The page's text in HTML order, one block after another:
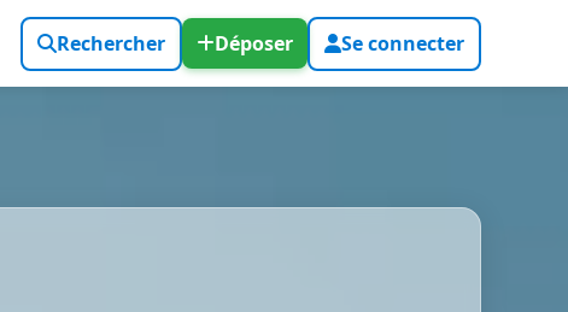
Rechercher Déposer Se connecter